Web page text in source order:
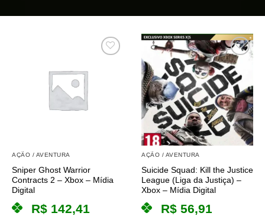
AÇÃO / AVENTURA
Sniper Ghost Warrior
Contracts 2 – Xbox – Mídia
Digital
R$ 142,41
AÇÃO / AVENTURA
Suicide Squad: Kill the Justice
League (Liga da Justiça) –
Xbox – Mídia Digital
R$ 56,91